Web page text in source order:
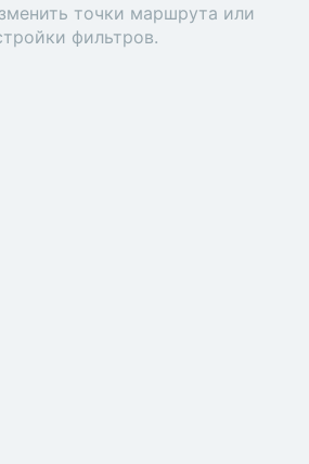
точки маршрута или
фильтров.